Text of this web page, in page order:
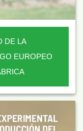
DE LA
EUROPEO